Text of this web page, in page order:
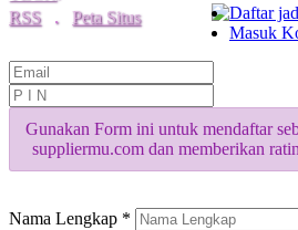
RSS
. Peta Situs
Daftar
Masuk
Gunakan Form ini untuk mendaftar
suppliermu.com dan memberikan
Nama Lengkap *